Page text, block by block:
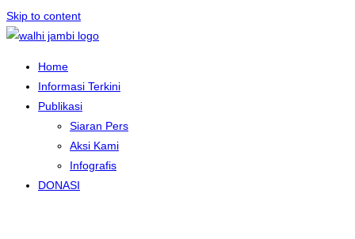
Skip to content
Home
Informasi Terkini
Publikasi
Siaran Pers
Aksi Kami
Infografis
DONASI